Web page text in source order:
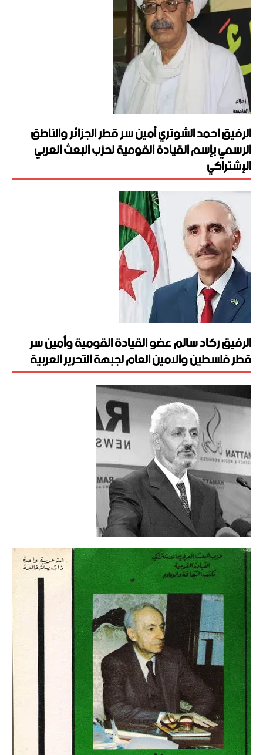
الرفيق احمد الشوتري أمين سر قطر الجزائر والناطق
الرسمي بإسم القيادة القومية لحزب البعث العربي
الإشتراكي
الرفيق ركاد سالم عضو القيادة القومية وأمين سر
قطر فلسطين والامين العام لجبهة التحرير العربية